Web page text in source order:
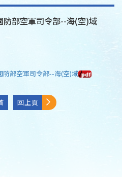
部空軍司令部--海(空)域
防部空軍司令部--海(空)域
回上頁